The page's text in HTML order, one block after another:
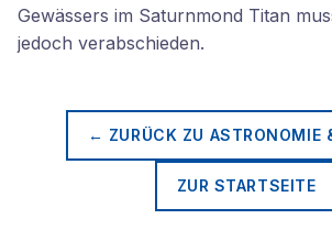
Gewässers im Saturnmond Titan
jedoch verabschieden.
← ZURÜCK ZU ASTRONOMIE
ZUR STARTSEITE